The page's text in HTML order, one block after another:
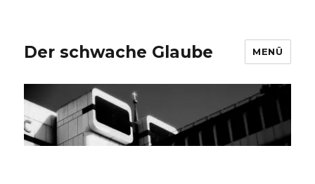
Der schwache Glaube MENÜ